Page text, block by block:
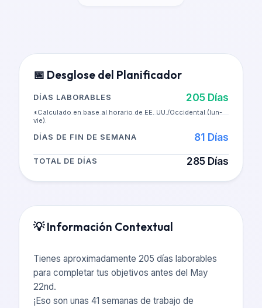
📅 Desglose del Planificador
DÍAS LABORABLES 205 Días
*Calculado en base al horario de EE. UU./Occidental (lun-
vie).
DÍAS DE FIN DE SEMANA 81 Días
TOTAL DE DÍAS 285 Días
💡Información Contextual
Tienes aproximadamente 205 días laborables
para completar tus objetivos antes del May
22nd.
¡Eso son unas 41 semanas de trabajo de